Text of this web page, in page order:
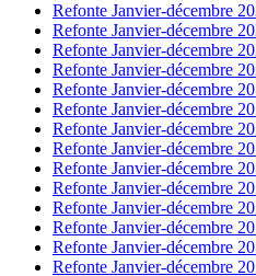
Refonte Janvier-décembre
Refonte Janvier-décembre
Refonte Janvier-décembre
Refonte Janvier-décembre
Refonte Janvier-décembre
Refonte Janvier-décembre
Refonte Janvier-décembre
Refonte Janvier-décembre
Refonte Janvier-décembre
Refonte Janvier-décembre
Refonte Janvier-décembre
Refonte Janvier-décembre
Refonte Janvier-décembre
Refonte Janvier-décembre